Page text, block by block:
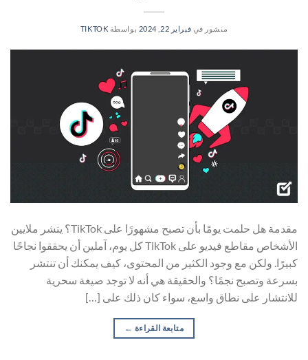
منشور في فبراير 22, 2024 بواسطة TIKTOK
مقدمة هل حلمت يومًا بأن تصبح مشهورًا على TikTok؟ ينشر ملايين
الأشخاص مقاطع فيديو على TikTok كل يوم، آملين أن يحققوا نجاحًا
كبيرًا. ولكن مع وجود الكثير من المحتوى، كيف يمكنك أن تنتشر
بسرعة وتصبح نجمًا؟ والحقيقة هي أنه لا توجد صيغة سحرية
للانتشار على نطاق واسع، سواء كان ذلك على […]
متابعة القراءة ←